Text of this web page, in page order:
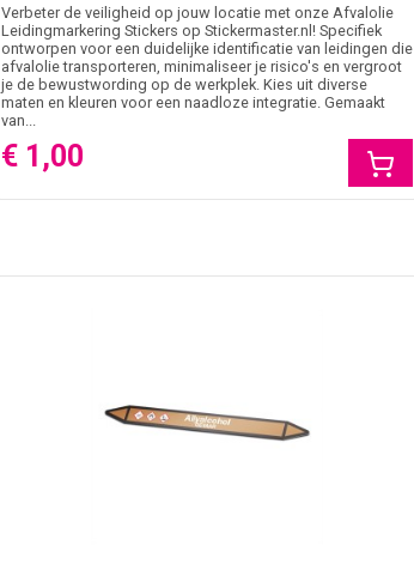
Verbeter de veiligheid op jouw locatie met onze Afvalolie
Leidingmarkering Stickers op Stickermaster.nl! Specifiek
ontworpen voor een duidelijke identificatie van leidingen die
afvalolie transporteren, minimaliseer je risico's en vergroot
je de bewustwording op de werkplek. Kies uit diverse
maten en kleuren voor een naadloze integratie. Gemaakt
van...
€ 1,00